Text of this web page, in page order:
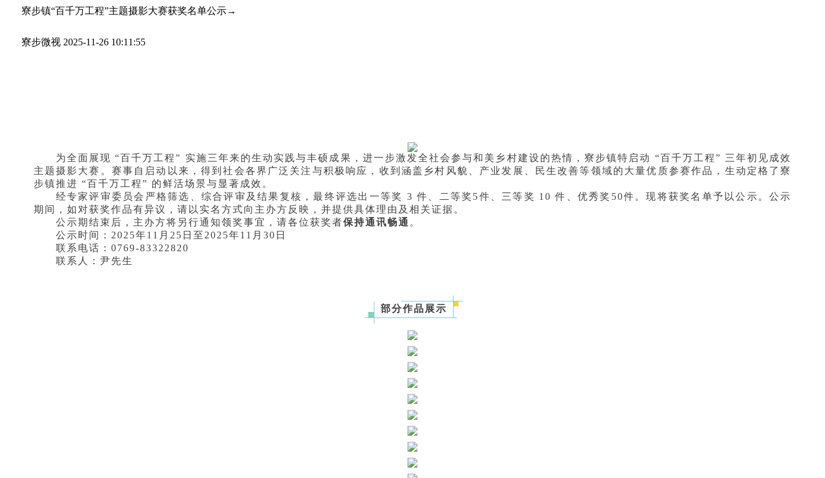
寮步镇“百千万工程”主题摄影大赛获奖名单公示→
寮步微视 2025-11-26 10:11:55
为全面展现 “百千万工程” 实施三年来的生动实践与丰硕成果，进一步激发全社会参与和美乡村建设的热情，寮步镇特启动 “百千万工程” 三年初见成效
主题摄影大赛。赛事自启动以来，得到社会各界广泛关注与积极响应，收到涵盖乡村风貌、产业发展、民生改善等领域的大量优质参赛作品，生动定格了寮
步镇推进 “百千万工程” 的鲜活场景与显著成效。
经专家评审委员会严格筛选、综合评审及结果复核，最终评选出一等奖 3 件、二等奖5件、三等奖 10 件、优秀奖50件。现将获奖名单予以公示。公示
期间，如对获奖作品有异议，请以实名方式向主办方反映，并提供具体理由及相关证据。
公示期结束后，主办方将另行通知领奖事宜，请各位获奖者保持通讯畅通 。
公示时间：2025年11月25日至2025年11月30日
联系电话：0769-83322820
联系人：尹先生
部分作品展示